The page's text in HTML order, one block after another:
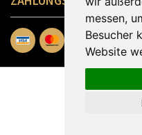
messen,
Besucher
Website